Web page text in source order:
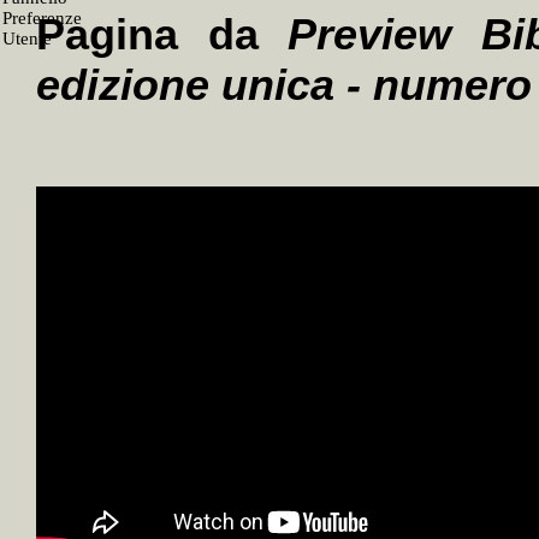
Pagina da Preview
edizione unica -